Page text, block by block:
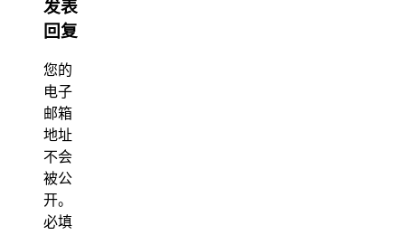
发表
回复
您的
电子
邮箱
地址
不会
被公
开。
必填